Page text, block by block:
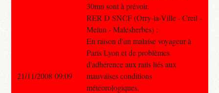
30mn sont à prévoir.
RER D SNCF (Orry-la-Ville - Creil -
Melun - Malesherbes) :
En raison d'un malaise voyageur à
Paris Lyon et de problèmes
d'adhérence aux rails liés aux
mauvaises conditions
météorologiques,
21/11/2008 09:09